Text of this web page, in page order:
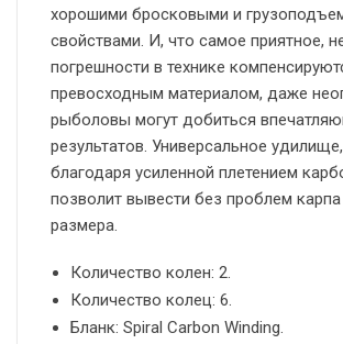
хорошими бросковыми и
свойствами. И, что самое приятное,
погрешности в технике
превосходным материалом, даже
рыболовы могут добиться
результатов. Универсальное
благодаря усиленной плетением
позволит вывести без проблем
размера.
Количество колен: 2.
Количество колец: 6.
Бланк: Spiral Carbon Winding.